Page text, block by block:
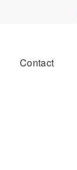
Contact